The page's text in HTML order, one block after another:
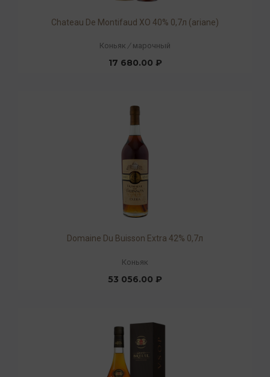
Chateau De Montifaud XO 40% 0,7л (ariane)
Коньяк / марочный
17 680.00 ₽
Domaine Du Buisson Extra 42% 0,7л
Коньяк
53 056.00 ₽